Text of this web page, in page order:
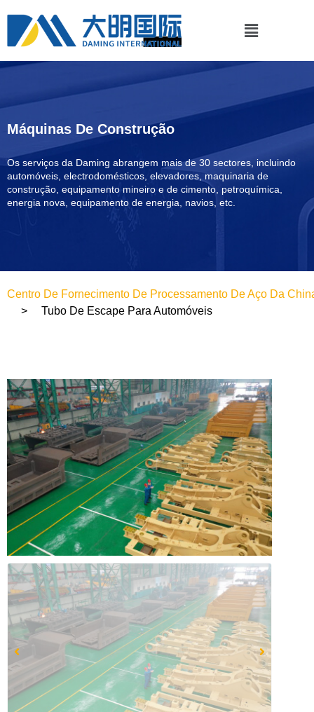
Máquinas De Construção
Os serviços da Daming abrangem mais de 30 sectores, incluindo
automóveis, electrodomésticos, elevadores, maquinaria de
construção, equipamento mineiro e de cimento, petroquímica,
energia nova, equipamento de energia, navios, etc.
Centro De Fornecimento De Processamento De Aço Da
Tubo De Escape Para Automóveis